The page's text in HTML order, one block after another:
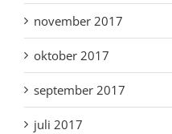
november 2017
oktober 2017
september 2017
juli 2017